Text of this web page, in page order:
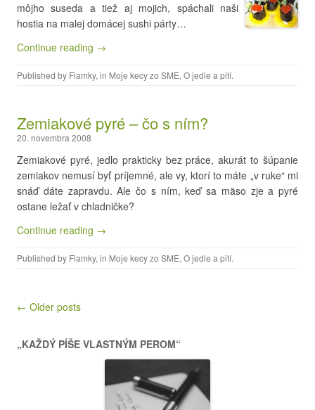
môjho suseda a tiež aj mojich, spáchali naši
hostia na malej domácej sushi párty…
Continue reading →
Published by Flamky, in Moje kecy zo SME, O jedle a pití.
Zemiakové pyré – čo s ním?
20. novembra 2008
Zemiakové pyré, jedlo prakticky bez práce, akurát to šúpanie
zemiakov nemusí byť príjemné, ale vy, ktorí to máte „v ruke“ mi
snáď dáte zapravdu. Ale čo s ním, keď sa mäso zje a pyré
ostane ležať v chladničke?
Continue reading →
Published by Flamky, in Moje kecy zo SME, O jedle a pití.
Post navigation
← Older posts
„KAŽDÝ PÍŠE VLASTNÝM PEROM“